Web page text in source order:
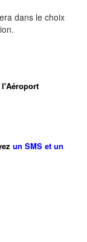
dans le choix
un SMS et un